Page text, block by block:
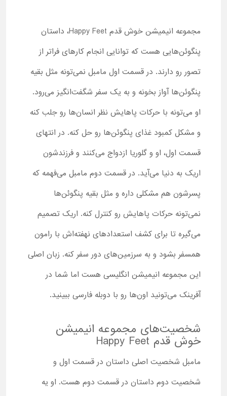
مجموعه انیمیشن خوش قدم Happy Feet، داستان
پنگوئن‌هایی هست که توانایی انجام کارهای فراتر از
تصور رو دارند. در قسمت اول مامبل نمی‌تونه مثل بقیه
پنگوئن‌ها آواز بخونه و به یک سفر شگفت‌انگیز می‌رود.
او می‌تونه با حرکات پاهایش نظر انسان‌ها رو جلب کنه
و مشکل کمبود غذای پنگوئن‌ها رو حل کنه. در انتهای
قسمت اول، او و گلوریا ازدواج می‌کنند و فرزندشون
اریک به دنیا می‌آید. در قسمت دوم مامبل می‌فهمه که
پسرشون هم مشکلی داره و مثل بقیه پنگوئن‌ها
نمی‌تونه حرکات پاهایش رو کنترل کنه. اریک تصمیم
می‌گیره تا برای کشف استعدادهای نهفته‌اش با رامون
همسفر بشود و به سرزمین‌های دور سفر کنه. زبان اصلی
این مجموعه انیمیشن انگلیسی هست اما شما در
آفرینک می‌تونید اون‌ها رو با دوبله فارسی ببینید.
شخصیت‌های مجموعه انیمیشن
خوش قدم Happy Feet
مامبل شخصیت اصلی داستان در قسمت اول و
شخصیت دوم داستان در قسمت دوم هست. او یه